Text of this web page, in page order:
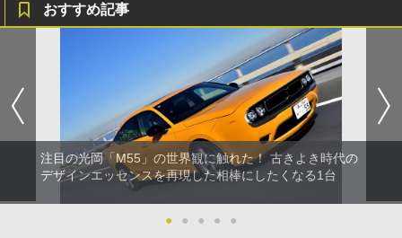
おすすめ記事
注目の光岡「M55」の世界観に触れた！ 古きよき時代の
デザインエッセンスを再現した相棒にしたくなる1台
● ● ● ● ●